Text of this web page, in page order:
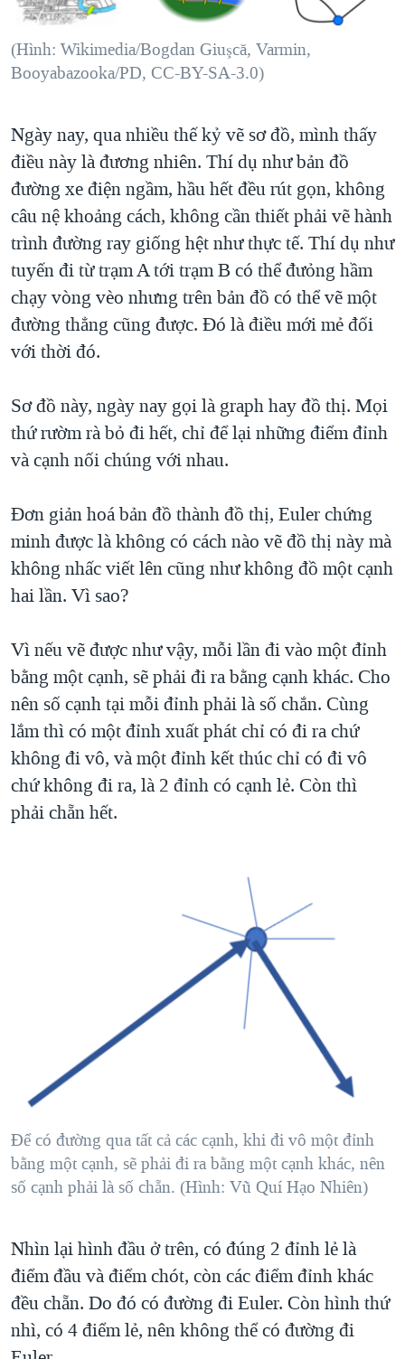
(Hình: Wikimedia/Bogdan Giuşcă, Varmin,
Booyabazooka/PD, CC-BY-SA-3.0)
Ngày nay, qua nhiều thế kỷ vẽ sơ đồ, mình thấy
điều này là đương nhiên. Thí dụ như bản đồ
đường xe điện ngầm, hầu hết đều rút gọn, không
câu nệ khoảng cách, không cần thiết phải vẽ hành
trình đường ray giống hệt như thực tế. Thí dụ như
tuyến đi từ trạm A tới trạm B có thể đưỏng hầm
chạy vòng vèo nhưng trên bản đồ có thể vẽ một
đường thẳng cũng được. Đó là điều mới mẻ đối
với thời đó.
Sơ đồ này, ngày nay gọi là graph hay đồ thị. Mọi
thứ rườm rà bỏ đi hết, chỉ để lại những điểm đỉnh
và cạnh nối chúng với nhau.
Đơn giản hoá bản đồ thành đồ thị, Euler chứng
minh được là không có cách nào vẽ đồ thị này mà
không nhấc viết lên cũng như không đồ một cạnh
hai lần. Vì sao?
Vì nếu vẽ được như vậy, mỗi lần đi vào một đỉnh
bằng một cạnh, sẽ phải đi ra bằng cạnh khác. Cho
nên số cạnh tại mỗi đỉnh phải là số chắn. Cùng
lắm thì có một đỉnh xuất phát chỉ có đi ra chứ
không đi vô, và một đỉnh kết thúc chỉ có đi vô
chứ không đi ra, là 2 đỉnh có cạnh lẻ. Còn thì
phải chẵn hết.
Để có đường qua tất cả các cạnh, khi đi vô một đỉnh
bằng một cạnh, sẽ phải đi ra bằng một cạnh khác, nên
số cạnh phải là số chẵn. (Hình: Vũ Quí Hạo Nhiên)
Nhìn lại hình đầu ở trên, có đúng 2 đỉnh lẻ là
điểm đầu và điểm chót, còn các điểm đỉnh khác
đều chẵn. Do đó có đường đi Euler. Còn hình thứ
nhì, có 4 điểm lẻ, nên không thể có đường đi